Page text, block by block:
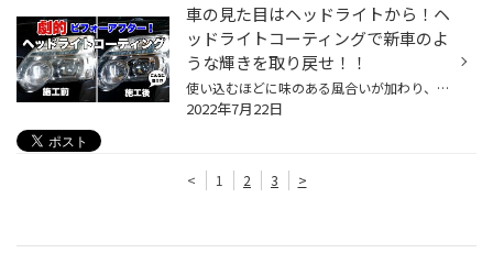
車の見た目はヘッドライトから！ヘ
ッドライトコーティングで新車のよ
うな輝きを取り戻せ！！
使い込むほどに味のある風合いが加わり、愛着も増していく。 そんなふうに、エイジングが楽しめる“お気に入りの道具やモノ”に囲まれた生活ってとてもあこがれます。 でも、クルマに関しては、これって当てはまりませんよね。 いつも調子よく、内外装もパリッと新車のようであってほしいものです。 ...
2022年7月22日
< 1 2 3 >